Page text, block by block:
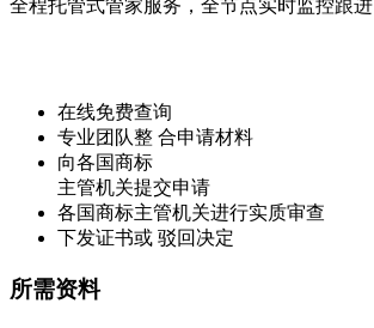
全程托管式管家服务，全节点实时监控跟进
在线免费查询
专业团队整 合申请材料
向各国商标
主管机关提交申请
各国商标主管机关进行实质审查
下发证书或 驳回决定
所需资料